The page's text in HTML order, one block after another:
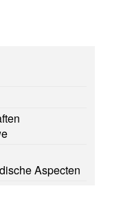
Aspecten